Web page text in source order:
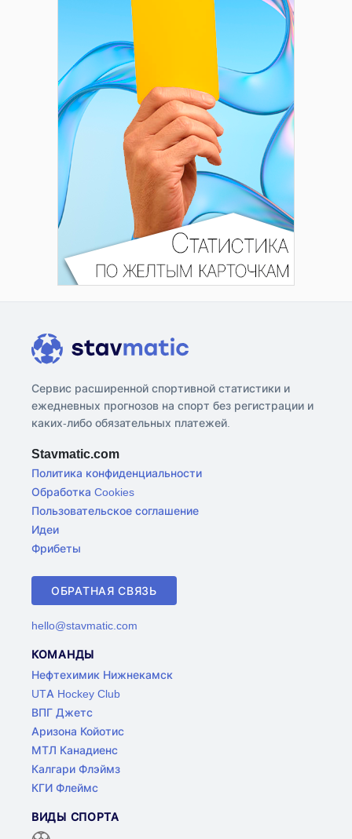
Сервис расширенной спортивной статистики и
ежедневных прогнозов на спорт без регистрации и
каких-либо обязательных платежей.
Stavmatic.com
Политика конфиденциальности
Обработка Cookies
Пользовательское соглашение
Идеи
Фрибеты
ОБРАТНАЯ СВЯЗЬ
hello@stavmatic.com
КОМАНДЫ
Нефтехимик Нижнекамск
UTA Hockey Club
ВПГ Джетс
Аризона Койотис
МТЛ Канадиенс
Калгари Флэймз
КГИ Флеймс
ВИДЫ СПОРТА